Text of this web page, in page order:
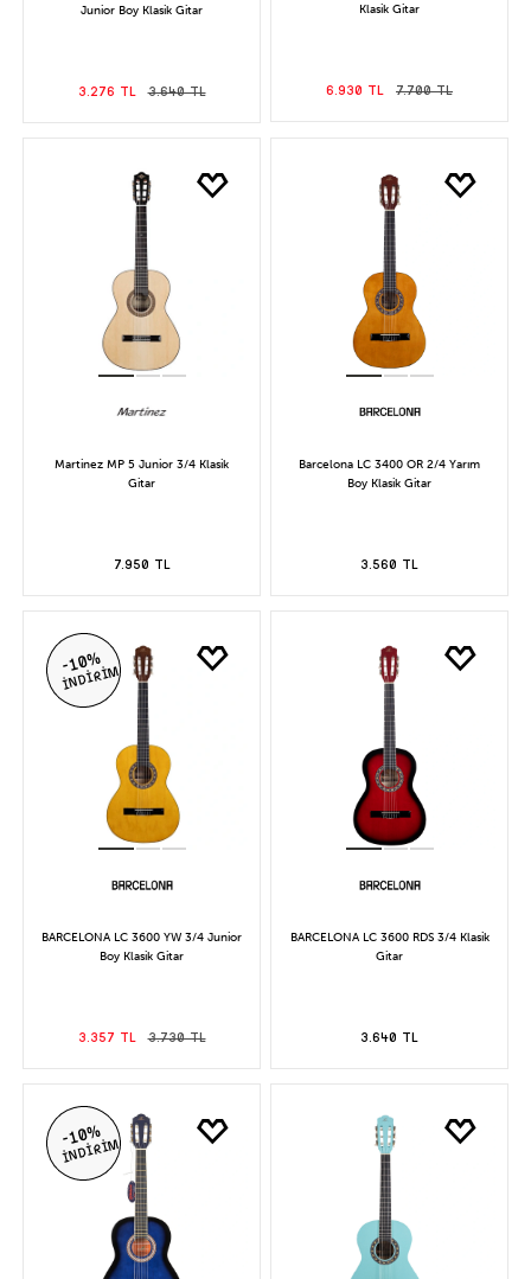
Junior Boy Klasik Gitar
3.276 TL 3.640 TL
Klasik Gitar
6.930 TL 7.700 TL
Martinez MP 5 Junior 3/4 Klasik
Gitar
7.950 TL
Barcelona LC 3400 OR 2/4 Yarım
Boy Klasik Gitar
3.560 TL
-10%
İNDİRİM
BARCELONA LC 3600 YW 3/4 Junior
Boy Klasik Gitar
3.357 TL 3.730 TL
BARCELONA LC 3600 RDS 3/4 Klasik
Gitar
3.640 TL
-10%
İNDİRİM